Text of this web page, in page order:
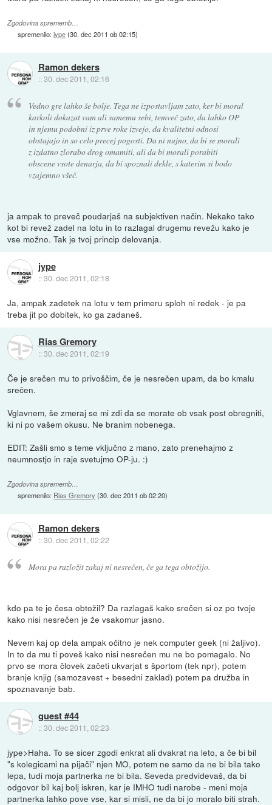
Zgodovina sprememb…
spremenilo:jype(30. dec 2011 ob 02:15)
Ramon dekers
::30. dec 2011, 02:16
Vedno gre lahko še bolje. Tega ne izpostavljam zato, ker bi moral
karkoli dokazat vam ali samemu sebi, temveč zato, da lahko OP
in njemu podobni iz prve roke izvejo, da kvalitetni odnosi
obstajajo in so celo precej pogosti. Da ni nujno, da bi se morali
z izdatno zlorabo drog omamiti, ali da bi morali porabiti
obscene vsote denarja, da bi spoznali dekle, s katerim si bodo
vzajemno všeč.
ja ampak to preveč poudarjaš na subjektiven način. Nekako tako
kot bi revež zadel na lotu in to razlagal drugemu revežu kako je
vse možno. Tak je tvoj princip delovanja.
jype
::30. dec 2011, 02:18
Ja, ampak zadetek na lotu v tem primeru sploh ni redek - je pa
treba jit po dobitek, ko ga zadaneš.
Rias Gremory
::30. dec 2011, 02:19
Če je srečen mu to privoščim, če je nesrečen upam, da bo kmalu
srečen.
Vglavnem, še zmeraj se mi zdi da se morate ob vsak post obregniti,
ki ni po vašem okusu. Ne branim nobenega.
EDIT: Zašli smo s teme vključno z mano, zato prenehajmo z
neumnostjo in raje svetujmo OP-ju. :)
Zgodovina sprememb…
spremenilo: Rias Gremory (30. dec 2011 ob 02:20)
Ramon dekers
::30. dec 2011, 02:22
Mora pa razložit zakaj ni nesrečen, če ga tega obtožijo.
kdo pa te je česa obtožil? Da razlagaš kako srečen si oz po tvoje
kako nisi nesrečen je že vsakomur jasno.
Nevem kaj op dela ampak očitno je nek computer geek (ni žaljivo).
In to da mu ti poveš kako nisi nesrečen mu ne bo pomagalo. No
prvo se mora človek začeti ukvarjat s športom (tek npr), potem
branje knjig (samozavest + besedni zaklad) potem pa družba in
spoznavanje bab.
guest #44
::30. dec 2011, 02:23
jype>Haha. To se sicer zgodi enkrat ali dvakrat na leto, a če bi bil
"s kolegicami na pijači" njen MO, potem ne samo da ne bi bila tako
lepa, tudi moja partnerka ne bi bila. Seveda predvidevaš, da bi
odgovor bil kaj bolj iskren, kar je IMHO tudi narobe - meni moja
partnerka lahko pove vse, kar si misli, ne da bi jo moralo biti strah.